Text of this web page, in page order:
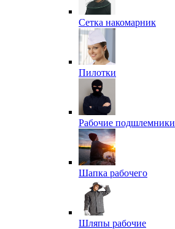
Сетка накомарник
Пилотки
Рабочие подшлемники
Шапка рабочего
Шляпы рабочие